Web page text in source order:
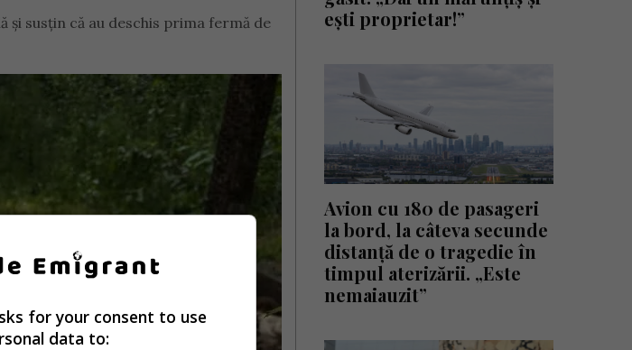
și susțin că au deschis prima fermă de
ești proprietar!”
Avion cu 180 de pasageri
la bord, la câteva secunde
distanță de o tragedie în
timpul aterizării. „Este
nemaiauzit”
for your consent to use
data to: